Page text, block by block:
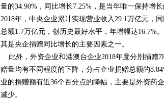
量的34.90%，同比增长7.25%，是当年唯一保持增
2018年，中央企业累计实现营业收入29.1万亿元，
总额1.7万亿元，创历史最好水平，年增幅达16.7%
其是央企捐赠同比增长的主要因素之一。
此外，外资企业和港澳台企业2018年度分别捐赠
赠量均有不同程度的下降，分占企业捐赠总额的
业的捐赠额有近36个百分点的降幅，主要是外资药
减少。